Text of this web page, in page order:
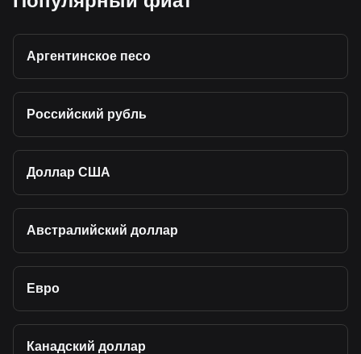
рекомендаций.
Является ли конвертация ETH в GBP хорошей
инвестицией?
криптовалютном рынках, а не гарантированная
инвестиционная возможность. ETH отличается высокой
волатильностью и может быстро потерять в цене.
Учитывайте свою toleransi к риску, проводите
инвестируйте больше, чем можете позволить себе
Аргентинское песо
Российский рубль
Доллар США
Австралийский доллар
Евро
Канадский доллар